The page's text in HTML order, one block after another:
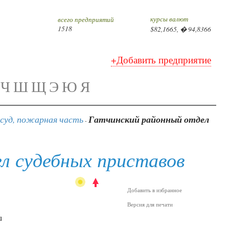
всего предприятий
1518
курсы валют
$82,1665, � 94,8366
+Добавить предприятие
Ч ШЩЭ ЮЯ
пожарная часть -Гатчинский районный отдел
судебных приставов
Добавить в избранное
Версия для печати